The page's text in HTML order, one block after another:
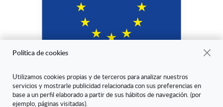
"ARANDA ARTE-VÉRTICE SL ha sido beneficiaria del Fondo Europeo
de Desarrollo Regional cuyo objetivo es mejorar la competitividad de
Política de cookies
Utilizamos cookies propias y de terceros para analizar nuestros
servicios y mostrarle publicidad relacionada con sus preferencias en
base a un perfil elaborado a partir de sus hábitos de navegación. (por
ejemplo, páginas visitadas).